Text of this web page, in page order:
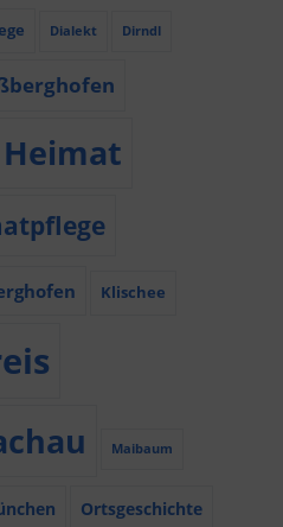
Dialekt Dirndl
Heimat
Klischee
Maibaum
Ortsgeschichte